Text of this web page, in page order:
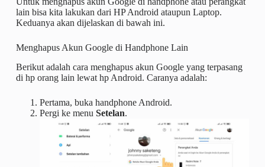
lain bisa kita lakukan dari HP Android ataupun Laptop.
Keduanya akan dijelaskan di bawah ini.
Menghapus Akun Google di Handphone Lain
Berikut adalah cara menghapus akun Google yang terpasang
di hp orang lain lewat hp Android. Caranya adalah:
Pertama, buka handphone Android.
Pergi ke menu Setelan.